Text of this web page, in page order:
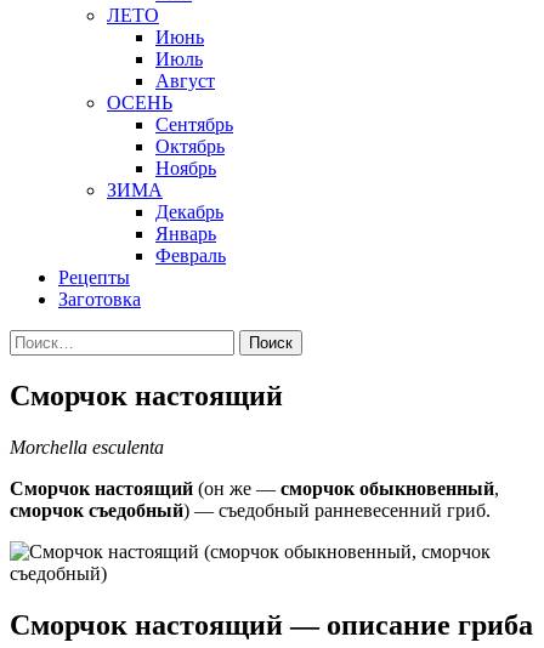
ЛЕТО
Июнь
Июль
Август
ОСЕНЬ
Сентябрь
Октябрь
Ноябрь
ЗИМА
Декабрь
Январь
Февраль
Рецепты
Заготовка
Найти:
Сморчок настоящий
Morchella esculenta
Сморчок настоящий (он же — сморчок обыкновенный,
сморчок съедобный) — съедобный ранневесенний гриб.
Сморчок настоящий — описание гриба